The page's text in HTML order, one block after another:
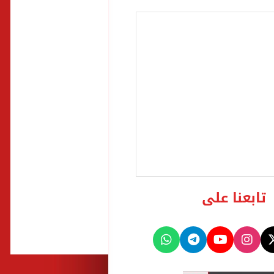
تابعنا على